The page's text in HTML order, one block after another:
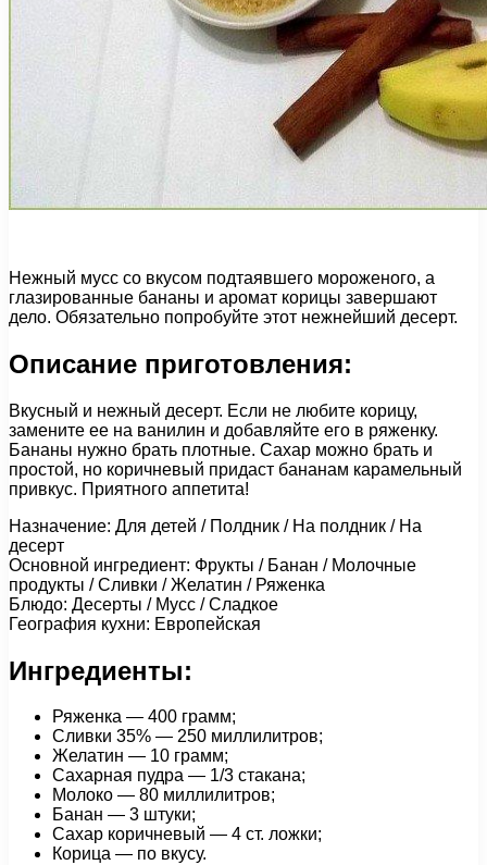
Нежный мусс со вкусом подтаявшего мороженого, а
глазированные бананы и аромат корицы завершают
дело. Обязательно попробуйте этот нежнейший десерт.
Описание приготовления:
Вкусный и нежный десерт. Если не любите корицу,
замените ее на ванилин и добавляйте его в ряженку.
Бананы нужно брать плотные. Сахар можно брать и
простой, но коричневый придаст бананам карамельный
привкус. Приятного аппетита!
Назначение: Для детей / Полдник / На полдник / На
десерт
Основной ингредиент: Фрукты / Банан / Молочные
продукты / Сливки / Желатин / Ряженка
Блюдо: Десерты / Мусс / Сладкое
География кухни: Европейская
Ингредиенты:
Ряженка — 400 грамм;
Сливки 35% — 250 миллилитров;
Желатин — 10 грамм;
Сахарная пудра — 1/3 стакана;
Молоко — 80 миллилитров;
Банан — 3 штуки;
Сахар коричневый — 4 ст. ложки;
Корица — по вкусу.